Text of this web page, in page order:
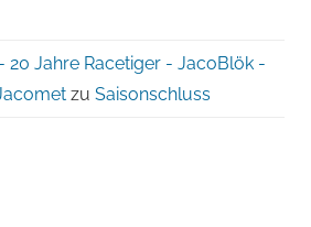
20 Jahre Racetiger - JacoBlök -
zu Saisonschluss